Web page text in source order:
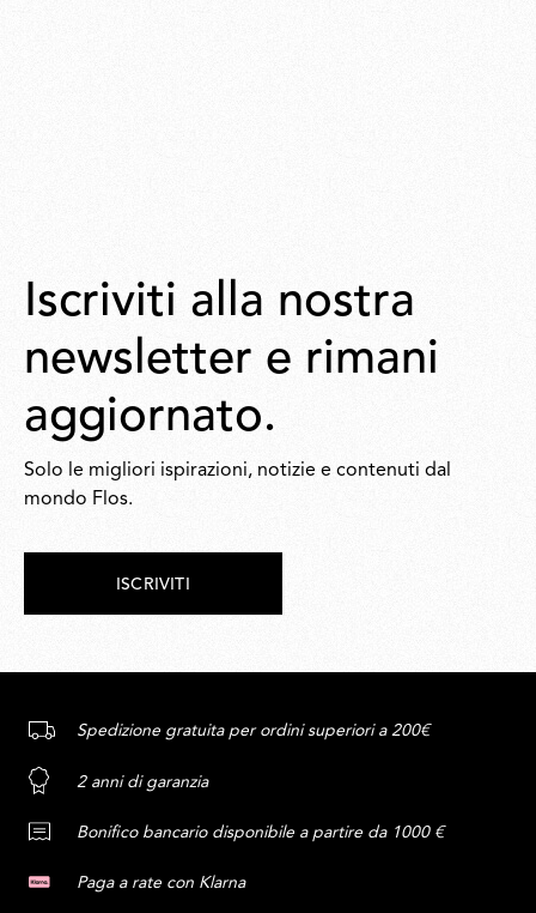
Iscriviti alla nostra
newsletter e rimani
aggiornato.
Solo le migliori ispirazioni, notizie e contenuti dal
mondo Flos.
ISCRIVITI
Spedizione gratuita per ordini superiori a 200€
2 anni di garanzia
Bonifico bancario disponibile a partire da 1000 €
Paga a rate con Klarna